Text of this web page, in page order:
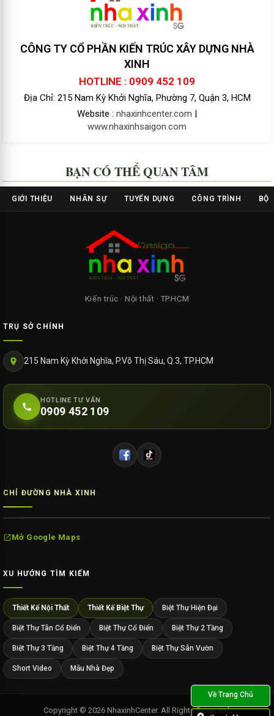
CÔNG TY CỔ PHẦN KIẾN TRÚC XÂY DỰNG NHÀ
XINH
HOTLINE : 0909 452 109
Địa Chỉ: 215 Nam Kỳ Khởi Nghĩa, Phường 7, Quận 3, HCM
Website : nhaxinhcenter.com |
www.nhaxinhsaigon.com
BẠN CÓ THỂ QUAN TÂM
GIỚI THIỆU NHÂN SỰ TUYỂN DỤNG CÔNG TRÌNH BỘ
Kiến trúc · Nội thất · TP.HCM
TRỤ SỞ CHÍNH
215 Nam Kỳ Khởi Nghĩa, P.Võ Thị Sáu, Q.3, TP.HCM
HOTLINE TƯ VẤN
0909 452 109
CHỈ ĐƯỜNG NHÀ XINH
Mở Google Maps
XU HƯỚNG TÌM KIẾM
Thiết Kế Nội Thất Thiết Kế Biệt Thự Biệt Thự Hiện Đại
Biệt Thự Tân Cổ Điển Biệt Thự Cổ Điển Biệt Thự 2 Tầng
Biệt Thự 3 Tầng Biệt Thự 4 Tầng Biệt Thự Sân Vườn
Short Video Mẫu Nhà Đẹp
Copyright © 2026 NhaxinhCenter. All Rights Reserved.